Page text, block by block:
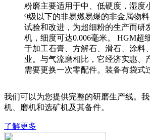
粉磨主要适用于中、低硬度，湿度
9级以下的非易燃易爆的非金属物
试验和改进，为超细粉的生产而研
机，细度可达0.006毫米。 HGM超
于加工石膏、方解石、滑石、涂料
业。与气流磨相比，它经济实惠、
需要更换一次零配件。装备有袋式
我们可以为您提供完整的研磨生产线。
机、磨机和选矿机及其备件。
了解更多